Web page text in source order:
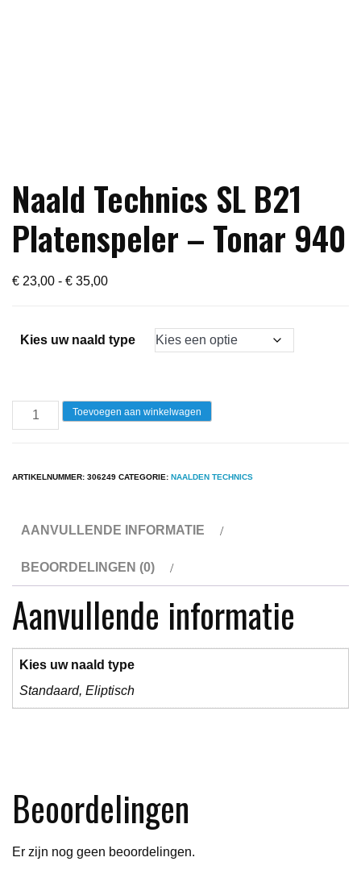
Naald Technics SL B21
Platenspeler – Tonar 940
€ 23,00 - € 35,00Prijsklasse:
€ 35,00
Kies uw naald type
Naald
Technics
B21
940
Toevoegen aan winkelwagen
ARTIKELNUMMER: 306249 CATEGORIE: NAALDEN TECHNICS
AANVULLENDE INFORMATIE
BEOORDELINGEN (0)
Aanvullende informatie
Kies uw naald type
Standaard, Eliptisch
Beoordelingen
Er zijn nog geen beoordelingen.